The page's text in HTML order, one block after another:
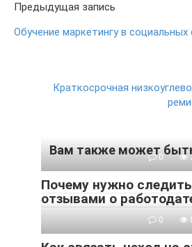
Предыдущая запись
Обучение маркетингу в социальных
Краткосрочная
Вам также может0
Почему нужно
отзывами о
0